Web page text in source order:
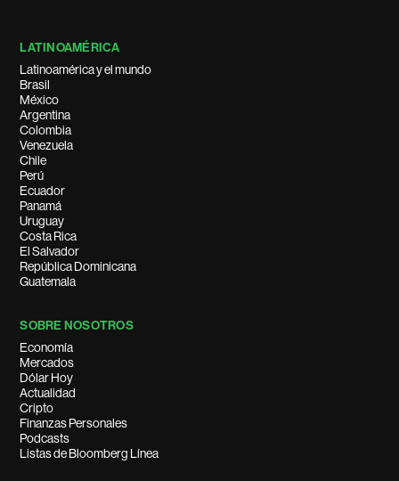
LATINOAMÉRICA
Latinoamérica y el mundo
Brasil
México
Argentina
Colombia
Venezuela
Chile
Perú
Ecuador
Panamá
Uruguay
Costa Rica
El Salvador
República Dominicana
Guatemala
SOBRE NOSOTROS
Economía
Mercados
Dólar Hoy
Actualidad
Cripto
Finanzas Personales
Podcasts
Listas de Bloomberg Línea